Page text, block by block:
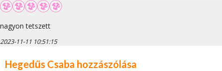
nagyon tetszett
2023-11-11 10:51:15
Hegedűs Csaba hozzászólása